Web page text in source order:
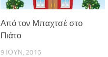
Από τον Μπαχτσέ στο
Πιάτο
9 ΙΟΥΝ, 2016